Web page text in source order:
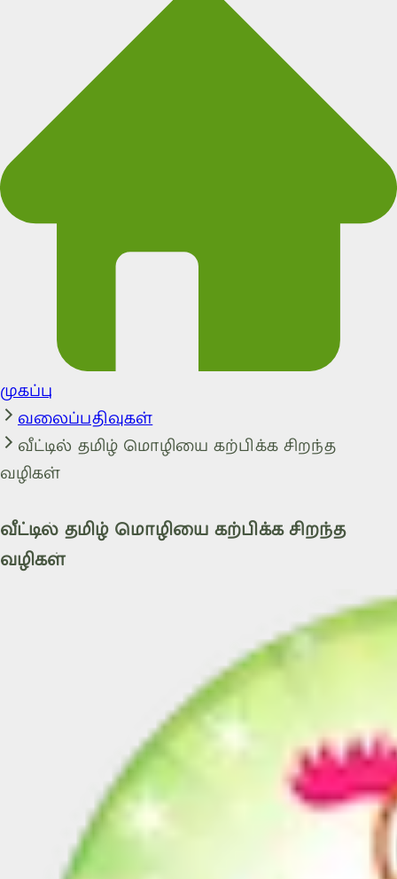
முகப்பு
வலைப்பதிவுகள்
வீட்டில் தமிழ் மொழியை கற்பிக்க சிறந்த
வழிகள்
வீட்டில் தமிழ் மொழியை கற்பிக்க சிறந்த
வழிகள்